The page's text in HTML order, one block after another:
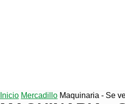
Inicio Mercadillo Maquinaria - Se